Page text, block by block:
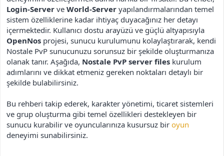
Login-Server ve World-Server yapılandırmalarından temel
sistem özelliklerine kadar ihtiyaç duyacağınız her detayı
içermektedir. Kullanıcı dostu arayüzü ve güçlü altyapısıyla
OpenNos projesi, sunucu kurulumunu kolaylaştırarak, kendi
Nostale PvP sunucunuzu sorunsuz bir şekilde oluşturmanıza
olanak tanır. Aşağıda, Nostale PvP server files kurulum
adımlarını ve dikkat etmeniz gereken noktaları detaylı bir
şekilde bulabilirsiniz.
Bu rehberi takip ederek, karakter yönetimi, ticaret sistemleri
ve grup oluşturma gibi temel özellikleri destekleyen bir
sunucu kurabilir ve oyuncularınıza kusursuz bir oyun
deneyimi sunabilirsiniz.